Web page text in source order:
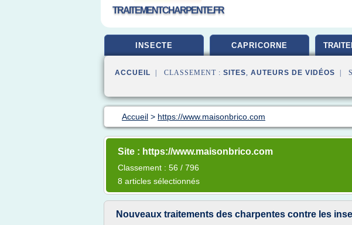
TRAITEMENTCHARPENTE.FR
INSECTE CAPRICORNE
ACCUEIL | CLASSEMENT : SITES, AUTEURS DE VIDÉOS |
Accueil > https://www.maisonbrico.com
Site : https://www.maisonbrico.com
Classement : 56 / 796
8 articles sélectionnés
Nouveaux traitements des charpentes contre les